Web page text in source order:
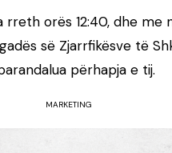
rreth orës 12:40, dhe me
së Zjarrfikësve të
përhapja e tij.
MARKETING